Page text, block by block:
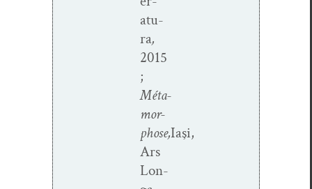
atu­
ra,
2015
;
Méta­
mor­
phose,Iaşi,
Ars
Lon­